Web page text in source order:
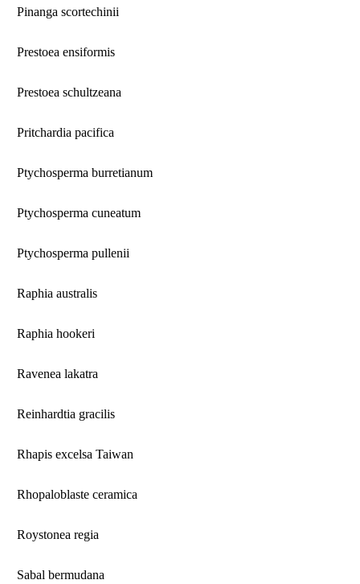
Pinanga scortechinii
Prestoea ensiformis
Prestoea schultzeana
Pritchardia pacifica
Ptychosperma burretianum
Ptychosperma cuneatum
Ptychosperma pullenii
Raphia australis
Raphia hookeri
Ravenea lakatra
Reinhardtia gracilis
Rhapis excelsa Taiwan
Rhopaloblaste ceramica
Roystonea regia
Sabal bermudana